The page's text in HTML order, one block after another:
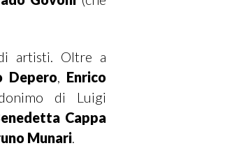
artisti. Oltre a
Depero, Enrico
di Luigi
Cappa
Munari.